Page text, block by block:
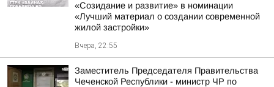
«Созидание и развитие» в номинации
«Лучший материал о создании современной
жилой застройки»
Вчера, 22:55
Заместитель Председателя Правительства
Чеченской Республики - министр ЧР по